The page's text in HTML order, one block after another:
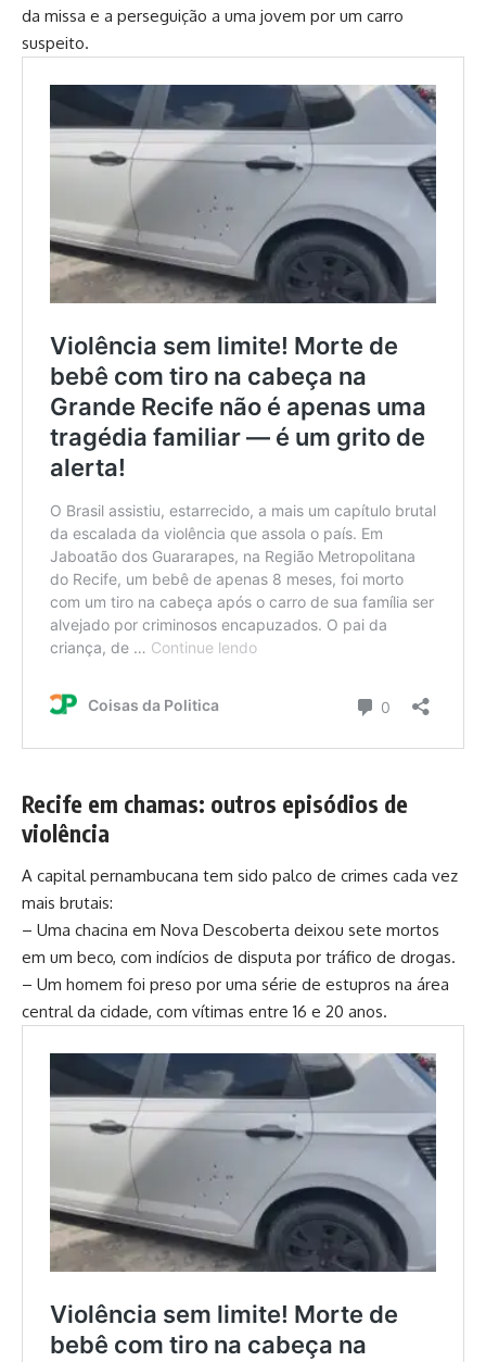
da missa e a perseguição a uma jovem por um carro
suspeito.
Recife em chamas: outros episódios de
violência
A capital pernambucana tem sido palco de crimes cada vez
mais brutais:
– Uma chacina em Nova Descoberta deixou sete mortos
em um beco, com indícios de disputa por tráfico de drogas.
– Um homem foi preso por uma série de estupros na área
central da cidade, com vítimas entre 16 e 20 anos.